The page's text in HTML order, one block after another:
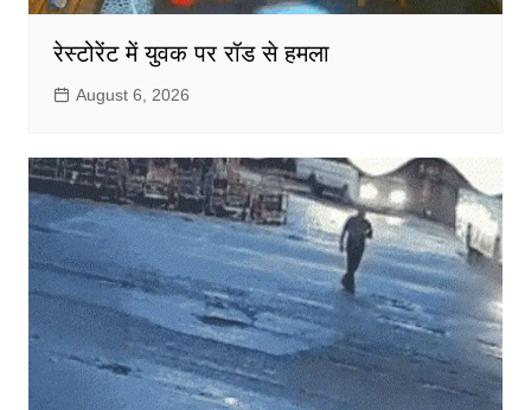
रेस्टोरेंट में युवक पर रॉड से हमला
August 6, 2026